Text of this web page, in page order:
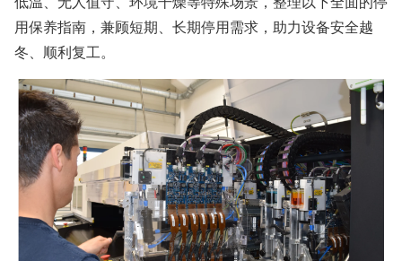
用保养指南，兼顾短期、长期停用需求，助力设备安全越
冬、顺利复工。